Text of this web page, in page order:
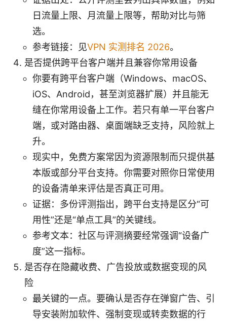
日流量上限、月流量上限等，帮助对比与筛
选。
参考链接：见VPN 实测排名 2026。
是否提供跨平台客户端并且兼容你常用设备
你要有跨平台客户端（Windows、macOS、
iOS、Android，甚至浏览器扩展）并且能无
缝在你常用设备上工作。若只有单一平台客户
端，或对路由器、桌面端缺乏支持，风险就上
升。
现实中，免费方案常因为资源限制而只提供基
本版或部分平台支持。你需要对照你日常使用
的设备清单来评估是否真正可用。
证据：多份评测指出，跨平台支持是区分“可
用性”还是“单点工具”的关键线。
参考文本：社区与评测摘要经常强调“设备广
度”这一指标。
是否存在隐藏收费、广告投放或数据变现的风
险
最关键的一点。要确认是否存在弹窗广告、引
导安装附加软件、强制变现或转卖数据的行